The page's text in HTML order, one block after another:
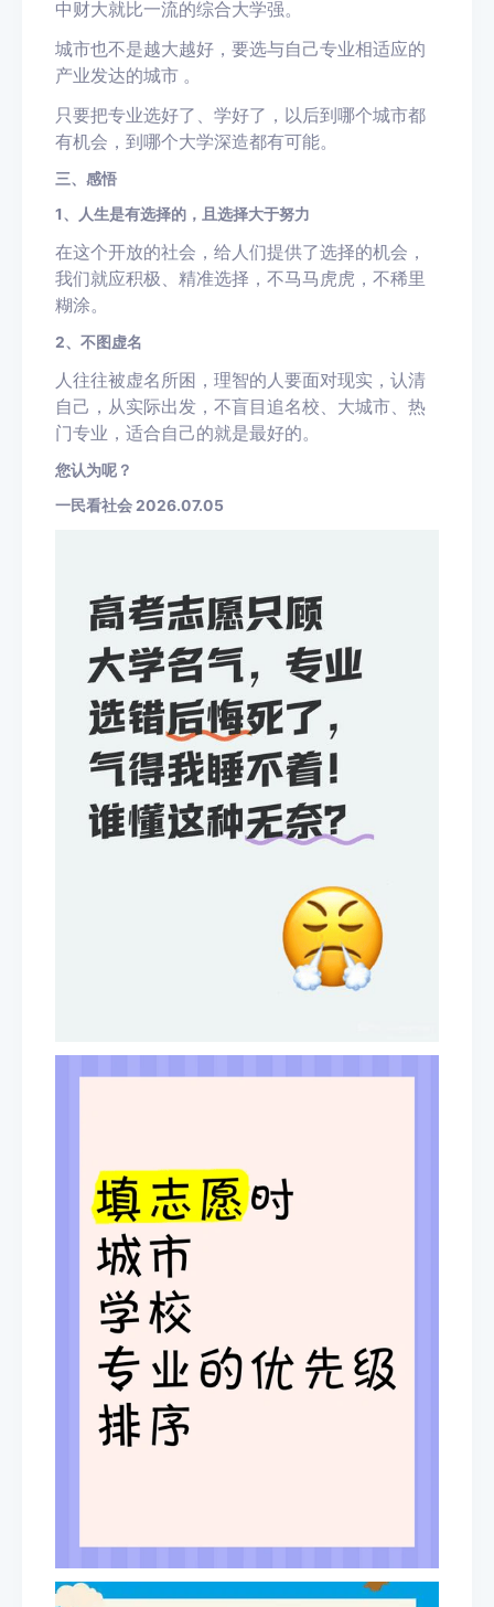
中财大就比一流的综合大学强。
城市也不是越大越好，要选与自己专业相适应的
产业发达的城市 。
只要把专业选好了、学好了，以后到哪个城市都
有机会，到哪个大学深造都有可能。
三、感悟
1、人生是有选择的，且选择大于努力
在这个开放的社会，给人们提供了选择的机会，
我们就应积极、精准选择，不马马虎虎，不稀里
糊涂。
2、不图虚名
人往往被虚名所困，理智的人要面对现实，认清
自己，从实际出发，不盲目追名校、大城市、热
门专业，适合自己的就是最好的。
您认为呢？
一民看社会 2026.07.05